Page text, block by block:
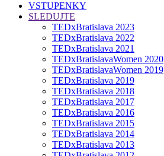
VSTUPENKY
SLEDUJTE
TEDxBratislava 2023
TEDxBratislava 2022
TEDxBratislava 2021
TEDxBratislavaWomen 2020
TEDxBratislavaWomen 2019
TEDxBratislava 2019
TEDxBratislava 2018
TEDxBratislava 2017
TEDxBratislava 2016
TEDxBratislava 2015
TEDxBratislava 2014
TEDxBratislava 2013